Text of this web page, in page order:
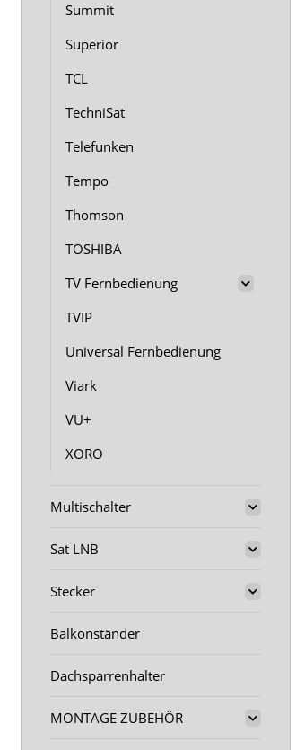
Summit
Superior
TCL
TechniSat
Telefunken
Tempo
Thomson
TOSHIBA
TV Fernbedienung
TVIP
Universal Fernbedienung
Viark
VU+
XORO
Multischalter
Sat LNB
Stecker
Balkonständer
Dachsparrenhalter
MONTAGE ZUBEHÖR